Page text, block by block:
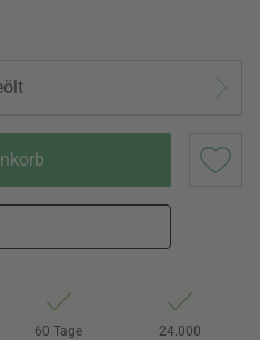
60 Tage
24.000